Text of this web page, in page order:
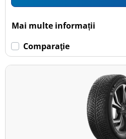
Mai multe informații
Comparaţie